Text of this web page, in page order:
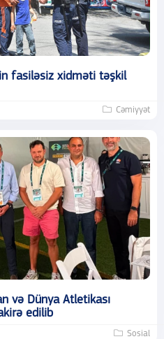
fasiləsiz xidməti təşkil
Cəmiyyət
və Dünya Atletikası
edilib
Sosial